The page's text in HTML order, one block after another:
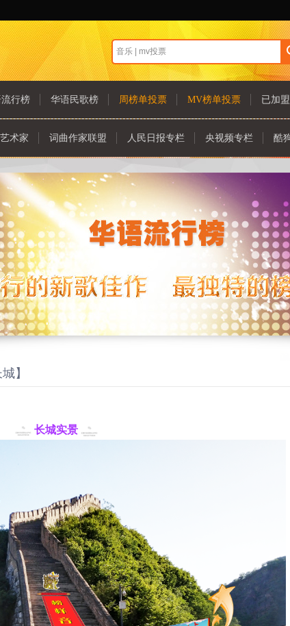
行榜 华语民歌榜 周榜单投票 MV榜单投票 已加
术家 词曲作家联盟 人民日报专栏 央视频专栏 酷
】
长城实景